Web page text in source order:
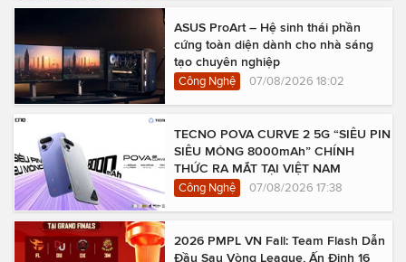
ASUS ProArt – Hệ sinh thái phần
cứng toàn diện dành cho nhà sáng
tạo chuyên nghiệp
Công Nghệ 07/08/2026 18:02
TECNO POVA CURVE 2 5G “SIÊU PIN
SIÊU MỎNG 8000mAh” CHÍNH
THỨC RA MẮT TẠI VIỆT NAM
Công Nghệ 07/08/2026 17:38
2026 PMPL VN Fall: Team Flash Dẫn
Đầu Sau Vòng League, Ấn Định 16